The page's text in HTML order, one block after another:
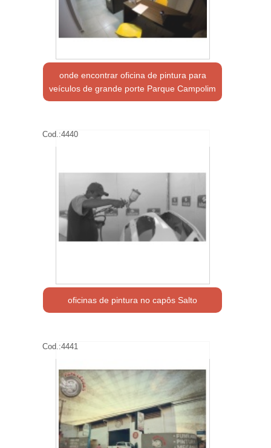
onde encontrar oficina de pintura para
veículos de grande porte Parque Campolim
Cod.:4440
oficinas de pintura no capôs Salto
Cod.:4441